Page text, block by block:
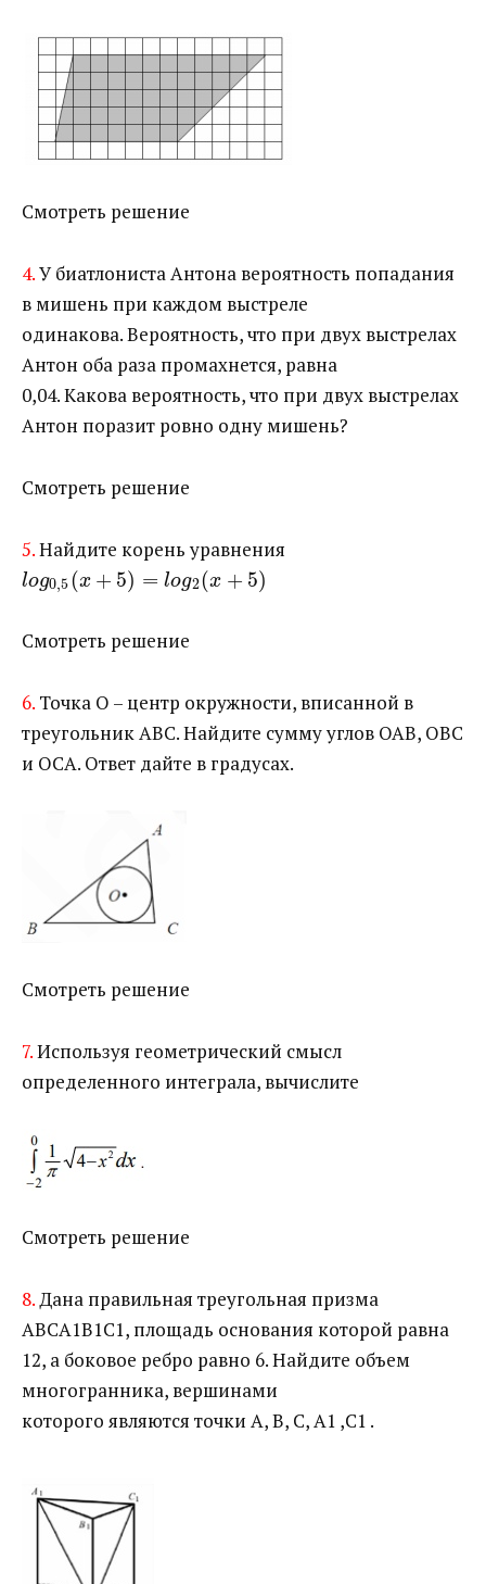
Смотреть решение
4.У биатлониста Антона вероятность попадания
в мишень при каждом выстреле
одинакова. Вероятность, что при двух выстрелах
Антон оба раза промахнется, равна
0,04. Какова вероятность, что при двух выстрелах
Антон поразит ровно одну мишень?
Смотреть решение
5.Найдите корень уравнения ​
log0,5(x + 5) = log2(x + 5)
Смотреть решение
6. Точка О – центр окружности, вписанной в
треугольник АВС. Найдите сумму углов ОАВ, ОВС
и ОСА. Ответ дайте в градусах.
Смотреть решение
7.Используя геометрический смысл
определенного интеграла, вычислите
Смотреть решение
8.Дана правильная треугольная призма
ABCA1B1C1, площадь основания которой равна
12, а боковое ребро равно 6. Найдите объем
многогранника, вершинами
которого являются точки A, B, C, A1 ,C1 .